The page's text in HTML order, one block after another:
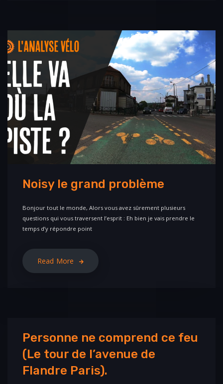
Noisy le grand problème
Bonjour tout le monde, Alors vous avez sûrement plusieurs
questions qui vous traversent l’esprit : Eh bien je vais prendre le
temps d’y répondre point
Read More
Personne ne comprend ce feu
(Le tour de l’avenue de
Flandre Paris).